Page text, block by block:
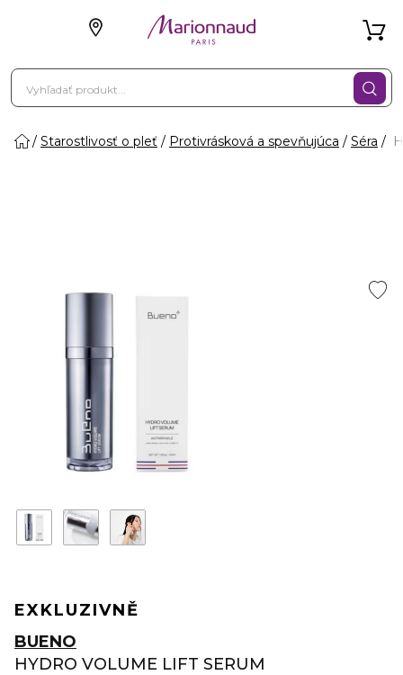
Starostlivosť o pleť Protivrásková a spevňujúca Séra
EXKLUZIVNĚ
BUENO
HYDRO VOLUME LIFT SERUM